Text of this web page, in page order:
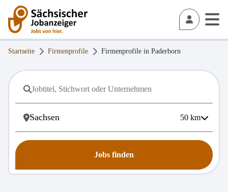
Startseite Firmenprofile Firmenprofile in Paderborn
50 km
Jobs finden